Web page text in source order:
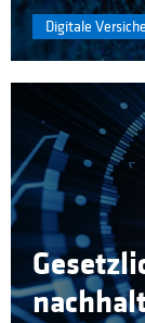
Digitale